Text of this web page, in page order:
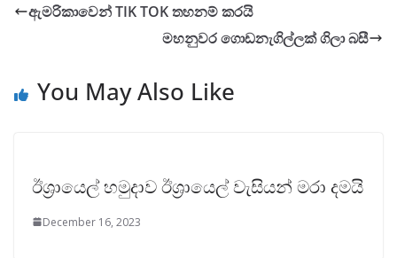
ඇමරිකාවෙන් TIK TOK තහනම් කරයි
මහනුවර ගොඩනැගිල්ලක් ගිලා බසී
You May Also Like
ඊශ්‍රායෙල් හමුදාව ඊශ්‍රායෙල් වැසියන් මරා දමයි
December 16, 2023